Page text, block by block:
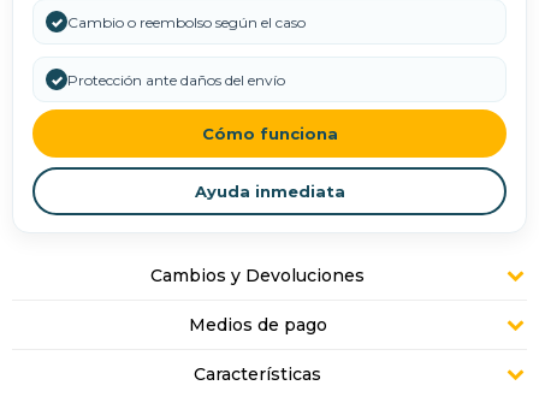
✓ Cambio o reembolso según el caso
✓ Protección ante daños del envío
Cómo funciona
Ayuda inmediata
Cambios y Devoluciones
Medios de pago
Características